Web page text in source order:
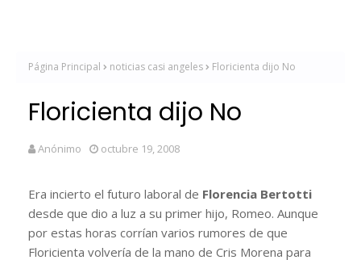
Página Principal noticias casi angeles Floricienta dijo No
Floricienta dijo No
Anónimo octubre 19, 2008
Era incierto el futuro laboral de Florencia Bertotti
desde que dio a luz a su primer hijo, Romeo. Aunque
por estas horas corrían varios rumores de que
Floricienta volvería de la mano de Cris Morena para